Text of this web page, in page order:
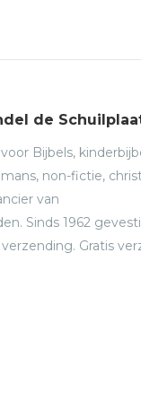
de
Bijbels,
non-fictie,
van
Sinds 1962
Gratis